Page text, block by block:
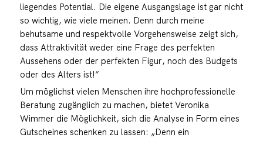
liegendes Potential. Die eigene Ausgangslage ist gar nicht
so wichtig, wie viele meinen. Denn durch meine
behutsame und respektvolle Vorgehensweise zeigt sich,
dass Attraktivität weder eine Frage des perfekten
Aussehens oder der perfekten Figur, noch des Budgets
oder des Alters ist!“
Um möglichst vielen Menschen ihre hochprofessionelle
Beratung zugänglich zu machen, bietet Veronika
Wimmer die Möglichkeit, sich die Analyse in Form eines
Gutscheines schenken zu lassen: „Denn ein